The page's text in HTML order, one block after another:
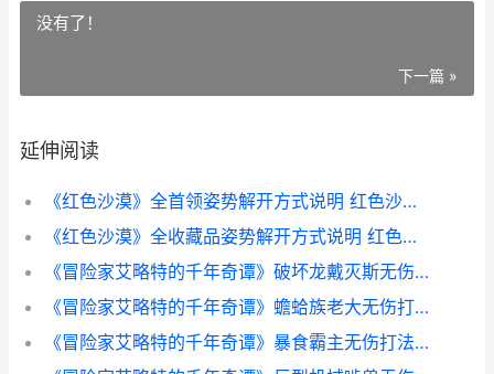
没有了！
下一篇 »
延伸阅读
《红色沙漠》全首领姿势解开方式说明 红色沙漠全息转换器
《红色沙漠》全收藏品姿势解开方式说明 红色沙漠全息转换器有什么用
《冒险家艾略特的千年奇谭》破坏龙戴灭斯无伤打法同享 冒险家艾略特攻略
《冒险家艾略特的千年奇谭》蟾蛤族老大无伤打法同享 冒险家艾略特玛欧的吊坠
《冒险家艾略特的千年奇谭》暴食霸主无伤打法同享 冒险家艾略特攻略